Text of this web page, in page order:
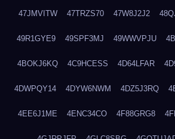
47JMVITW 47TRZS70 47W8J2J2
49R1GYE9 49SPF3MJ 49WWVPJU
4BOKJ6KQ 4C9HCESS 4D64LFAR
4DWPQY14 4DYW6NWM 4DZ5J3RQ
4EE6J1ME 4ENC34CO 4F88GRG8